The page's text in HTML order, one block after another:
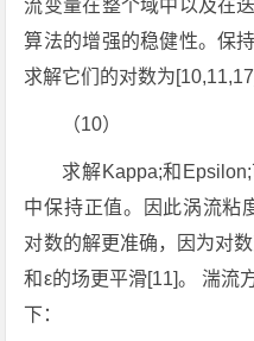
流变量在整个域中以及在
算法的增强的稳健性。保
求解它们的对数为[10,11,17]
（10）
求解Kappa;和
中保持正值。因此涡流粘
对数的解更准确，因为对
和ε的场更平滑[11]。 湍流
下：